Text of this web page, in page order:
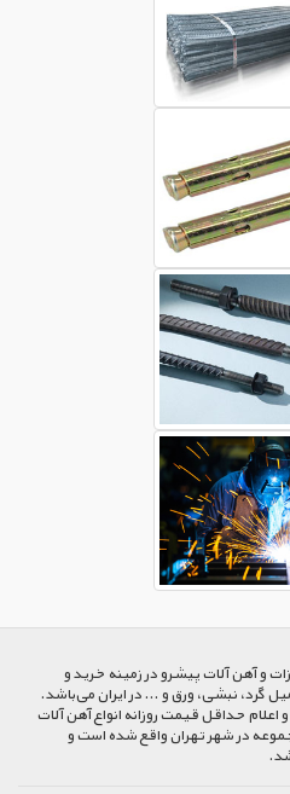
و آهن آلات پیشرو در زمینه خرید و
گرد، نبشی، ورق و ... در ایران می‌باشد.
حداقل قیمت روزانه انواع آهن آلات
در شهر تهران واقع شده است و